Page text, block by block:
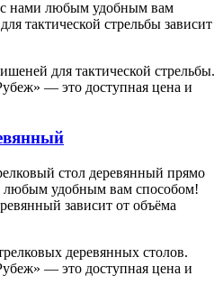
с нами любым удобным вам
тактической стрельбы зависит
для тактической стрельбы.
— это доступная цена и
стол деревянный прямо
любым удобным вам способом!
зависит от объёма
деревянных столов.
— это доступная цена и